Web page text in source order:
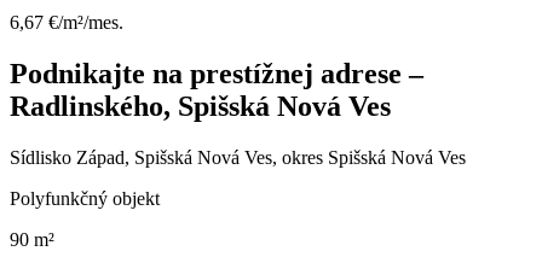
6,67 €/m²/mes.
Podnikajte na prestížnej adrese –
Radlinského, Spišská Nová Ves
Sídlisko Západ, Spišská Nová Ves, okres Spišská Nová Ves
Polyfunkčný objekt
90 m²